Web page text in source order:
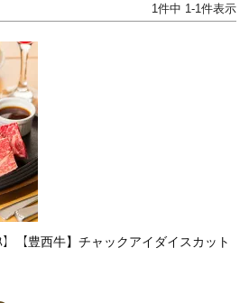
1件中 1-1件表示
】【豊西牛】チャックアイダイスカット